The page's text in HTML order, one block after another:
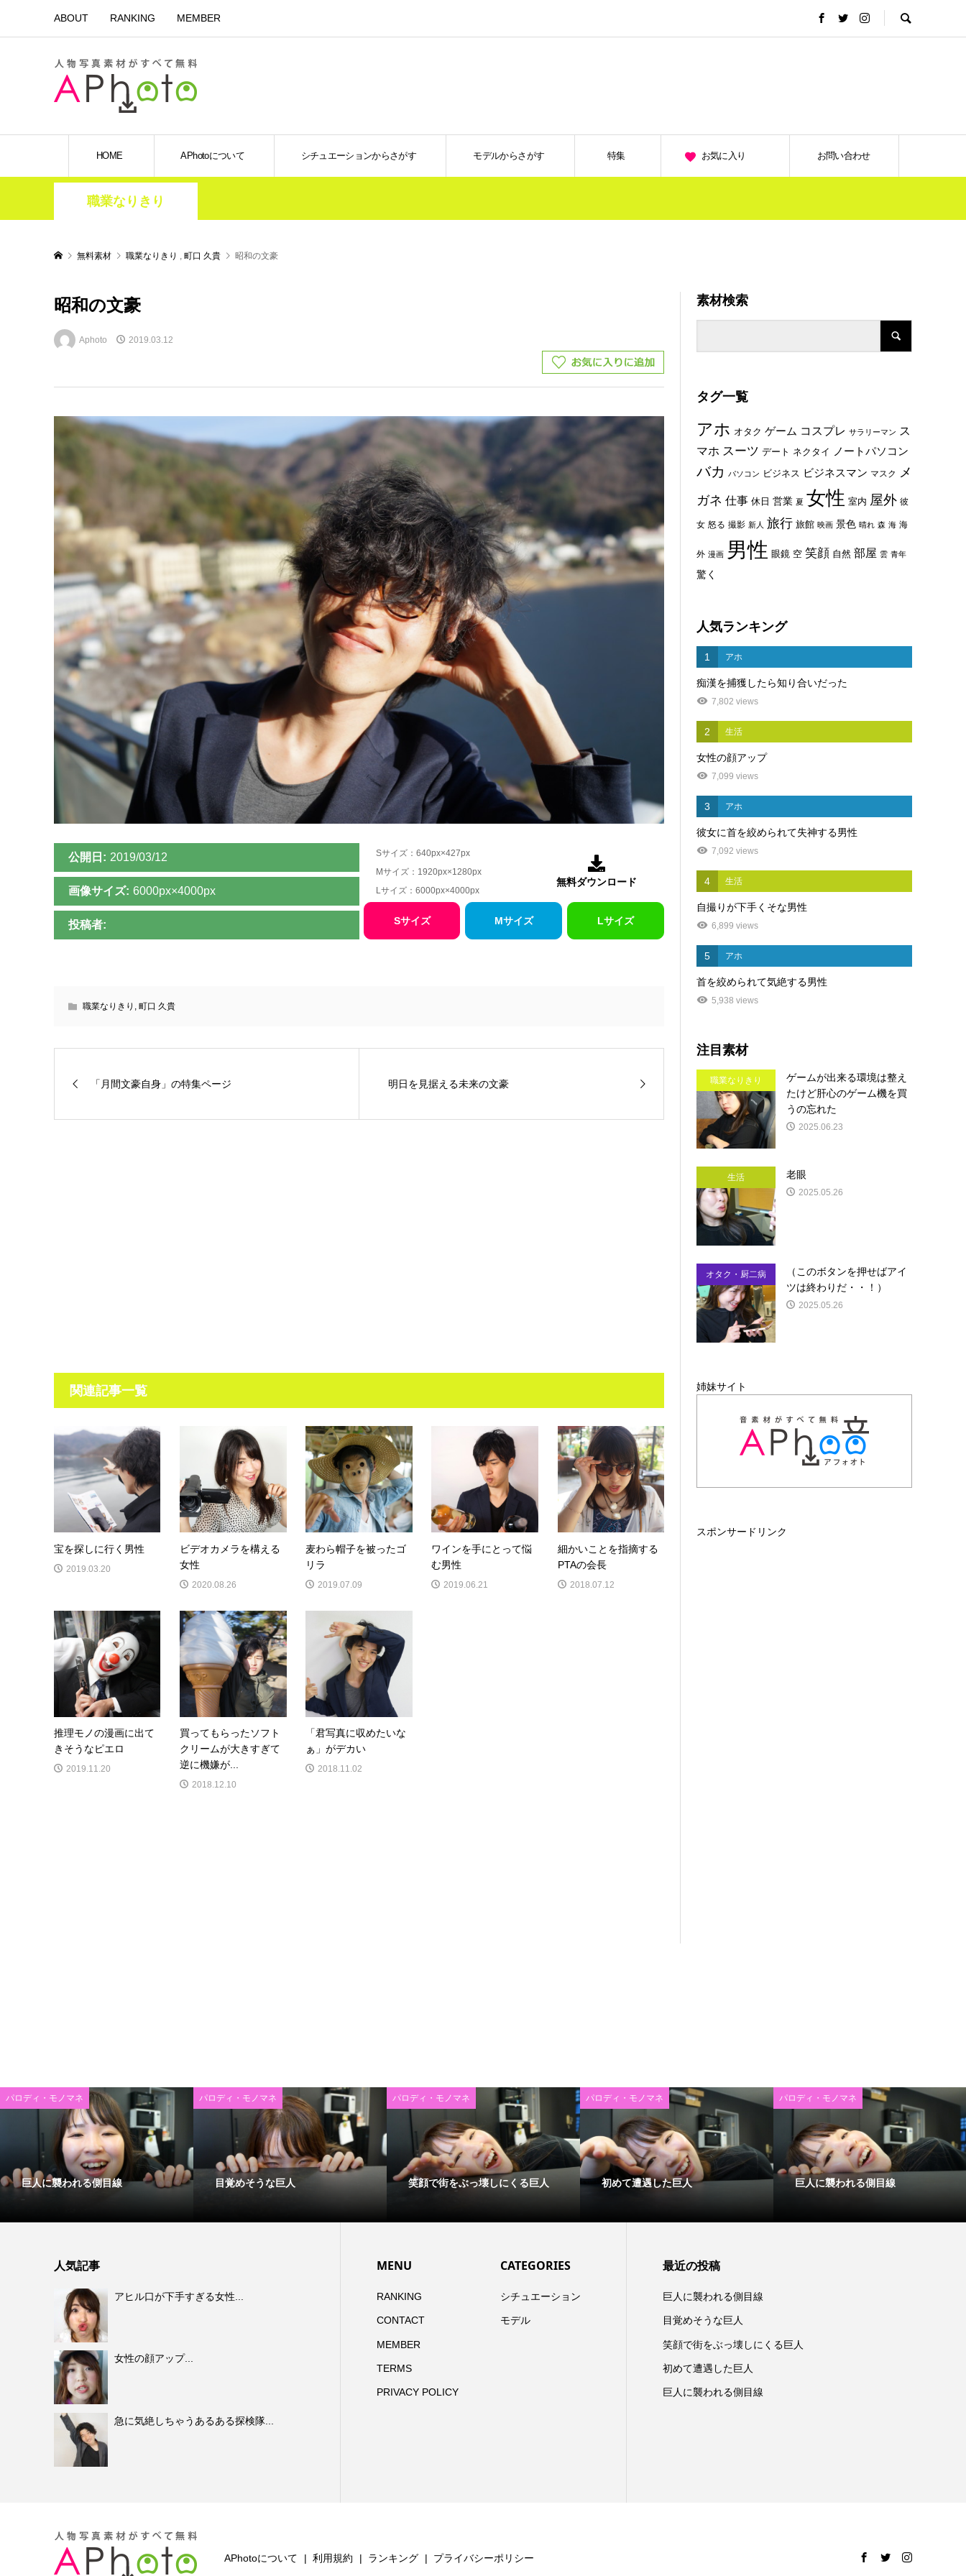
ABOUT RANKING MEMBER
HOME APhotoについて シチュエーションからさがす モデルからさがす 特集 お気に入り お問い合わせ
職業なりきり
無料素材 職業なりきり , 町口 久貴 昭和の文豪
昭和の文豪
Aphoto 2019.03.12
公開日: 2019/03/12
画像サイズ: 6000px×4000px
投稿者:
Sサイズ：640px×427px
Mサイズ：1920px×1280px
Lサイズ：6000px×4000px

無料ダウンロード
Sサイズ Mサイズ Lサイズ
職業なりきり 町口 久貴
「月間文豪自身」の特集ページ 明日を見据える未来の文豪
関連記事一覧
宝を探しに行く男性
2019.03.20
ビデオカメラを構える
女性
2020.08.26
麦わら帽子を被ったゴ
リラ
2019.07.09
ワインを手にとって悩
む男性
2019.06.21
細かいことを指摘する
PTAの会長
2018.07.12
推理モノの漫画に出て
きそうなピエロ
2019.11.20
買ってもらったソフト
クリームが大きすぎて
逆に機嫌が...
2018.12.10
「君写真に収めたいな
ぁ」がデカい
2018.11.02
素材検索
タグ一覧
アホ オタク ゲーム コスプレ サラリーマン ス
マホ スーツ デート ネクタイ ノートパソコン
バカ パソコン ビジネス ビジネスマン マスク メ
ガネ 仕事 休日 営業 夏 女性 室内 屋外 彼
女 怒る 撮影 新人 旅行 旅館 映画 景色 晴れ 森 海 海
外 漫画 男性 眼鏡 空 笑顔 自然 部屋 雲 青年
驚く
人気ランキング
1 アホ
痴漢を捕獲したら知り合いだった
7,802 views
2 生活
女性の顔アップ
7,099 views
3 アホ
彼女に首を絞められて失神する男性
7,092 views
4 生活
自撮りが下手くそな男性
6,899 views
5 アホ
首を絞められて気絶する男性
5,938 views
注目素材
職業なりきり
ゲームが出来る環境は整え
たけど肝心のゲーム機を買
うの忘れた
2025.06.23
生活 老眼
2025.05.26
オタク・厨二病
（このボタンを押せばアイ
ツは終わりだ・・！）
2025.05.26
姉妹サイト
スポンサードリンク
パロディ・モノマネ
巨人に襲われる側目線
パロディ・モノマネ
目覚めそうな巨人
パロディ・モノマネ
笑顔で街をぶっ壊しにくる巨人
パロディ・モノマネ
初めて遭遇した巨人
パロディ・モノマネ
巨人に襲われる側目線
人気記事
アヒル口が下手すぎる女性...
女性の顔アップ...
急に気絶しちゃうあるある探検隊...
MENU
RANKING
CONTACT
MEMBER
TERMS
PRIVACY POLICY
CATEGORIES
シチュエーション
モデル
最近の投稿
巨人に襲われる側目線
目覚めそうな巨人
笑顔で街をぶっ壊しにくる巨人
初めて遭遇した巨人
巨人に襲われる側目線
APhotoについて 利用規約 ランキング プライバシーポリシー